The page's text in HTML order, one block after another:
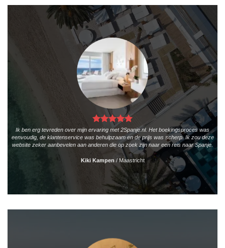
Ik ben erg tevreden over mijn ervaring met 2Spanje.nl. Het boekingsproces was
eenvoudig, de klantenservice was behulpzaam en de prijs was scherp. Ik zou deze
website zeker aanbevelen aan anderen die op zoek zijn naar een reis naar Spanje.
Kiki Kampen /Maastricht